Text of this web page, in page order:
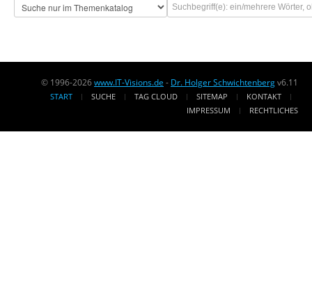
© 1996-2026www.IT-Visions.de - Dr. Holger Schwichtenbergv6.11
START SUCHE TAG CLOUD SITEMAP
KONTAKT
IMPRESSUM
RECHTLICHES